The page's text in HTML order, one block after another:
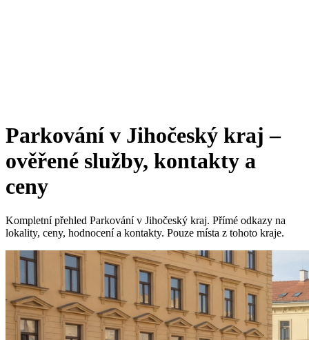
Parkování v Jihočeský kraj –
ověřené služby, kontakty a
ceny
Kompletní přehled Parkování v Jihočeský kraj. Přímé odkazy na
lokality, ceny, hodnocení a kontakty. Pouze místa z tohoto kraje.